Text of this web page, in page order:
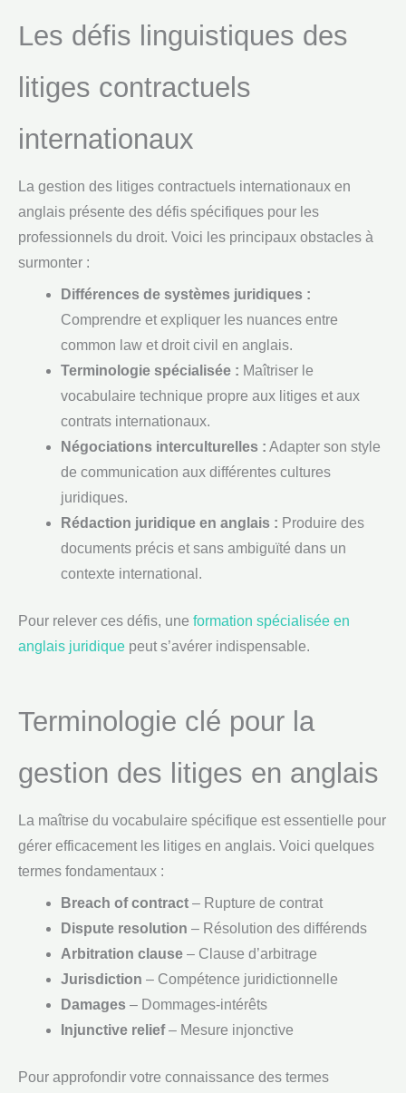
Les défis linguistiques des
litiges contractuels
internationaux
La gestion des litiges contractuels internationaux en
anglais présente des défis spécifiques pour les
professionnels du droit. Voici les principaux obstacles à
surmonter :
Différences de systèmes juridiques :
Comprendre et expliquer les nuances entre
common law et droit civil en anglais.
Terminologie spécialisée : Maîtriser le
vocabulaire technique propre aux litiges et aux
contrats internationaux.
Négociations interculturelles : Adapter son style
de communication aux différentes cultures
juridiques.
Rédaction juridique en anglais : Produire des
documents précis et sans ambiguïté dans un
contexte international.
Pour relever ces défis, une formation spécialisée en
anglais juridique peut s’avérer indispensable.
Terminologie clé pour la
gestion des litiges en anglais
La maîtrise du vocabulaire spécifique est essentielle pour
gérer efficacement les litiges en anglais. Voici quelques
termes fondamentaux :
Breach of contract– Rupture de contrat
Dispute resolution – Résolution des différends
Arbitration clause– Clause d’arbitrage
Jurisdiction – Compétence juridictionnelle
Damages– Dommages-intérêts
Injunctive relief– Mesure injonctive
Pour approfondir votre connaissance des termes